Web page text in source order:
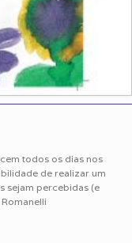
todos os dias nos
de realizar um
sejam percebidas (e